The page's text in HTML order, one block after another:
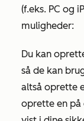
(f.eks. PC og
muligheder:
Du kan
så de kan
altså oprette
oprette en på